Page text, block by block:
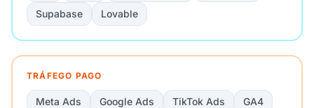
Supabase
Lovable
TRÁFEGO PAGO
Meta Ads Google Ads TikTok Ads
GA4